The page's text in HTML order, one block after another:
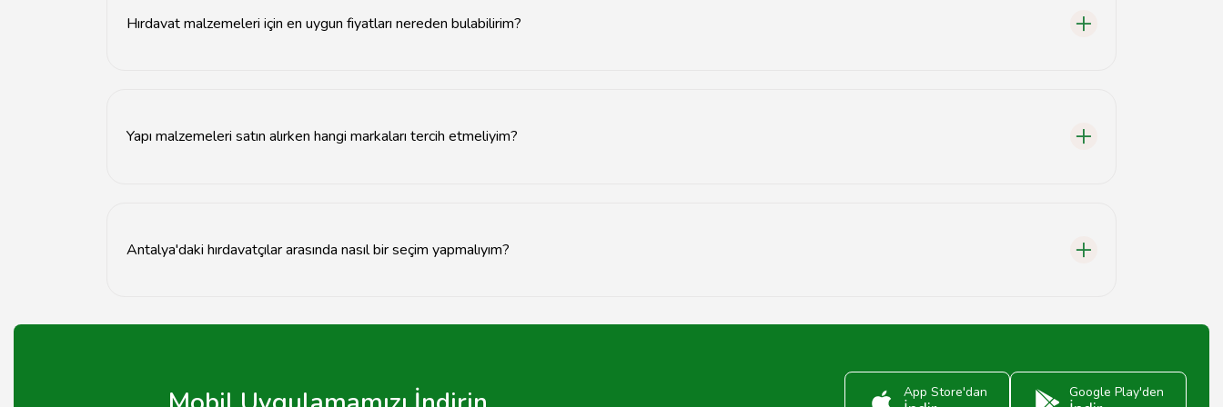
Hırdavat malzemeleri için en uygun fiyatları nereden bulabilirim?
Yapı malzemeleri satın alırken hangi markaları tercih etmeliyim?
Antalya'daki hırdavatçılar arasında nasıl bir seçim yapmalıyım?
App Store'dan Google Play'den